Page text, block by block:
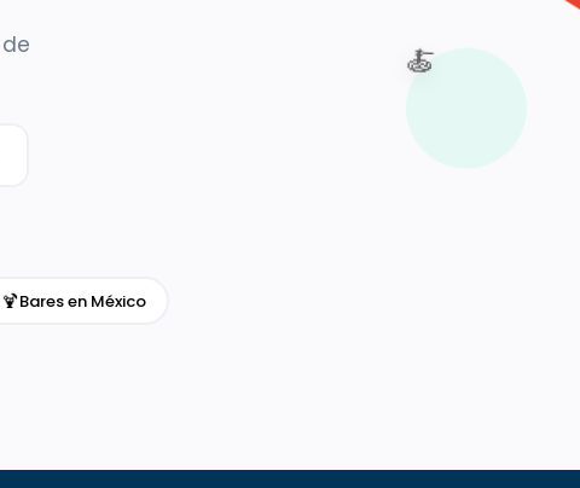
🍹Bares en México
🍝